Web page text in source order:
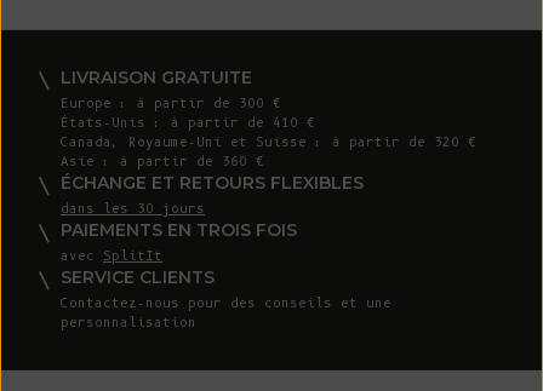
LIVRAISON GRATUITE
Europe : à partir de 300 €
États-Unis : à partir de 410 €
Canada, Royaume-Uni et Suisse : à partir de 320 €
Asie : à partir de 360 €
ÉCHANGE ET RETOURS FLEXIBLES
dans les 30 jours
PAIEMENTS EN TROIS FOIS
avec SplitIt
SERVICE CLIENTS
Contactez-nous pour des conseils et une
personnalisation